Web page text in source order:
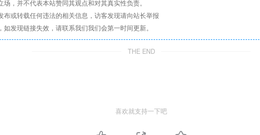
，并不代表本站赞同其观点和对其真实性负责。
布或转载任何违法的相关信息，访客发现请向站长举报
发现链接失效，请联系我们我们会第一时间更新。
THE END
喜欢就支持一下吧